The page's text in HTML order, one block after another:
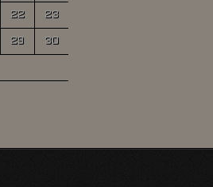
22 23
29 30